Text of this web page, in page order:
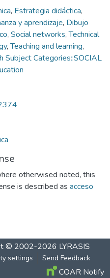
, Estrategia didáctica,
y aprendizaje, Dibujo
, Social networks,Technical
,Teaching and learning,
Subject Categories::SOCIAL
otherwised noted, this
is described as acceso
© 2002-2026 LYRASIS
settings Send Feedback
COAR Notify